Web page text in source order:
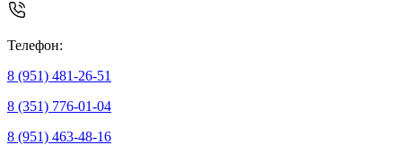
Телефон:
8 (951) 481-26-51
8 (351) 776-01-04
8 (951) 463-48-16